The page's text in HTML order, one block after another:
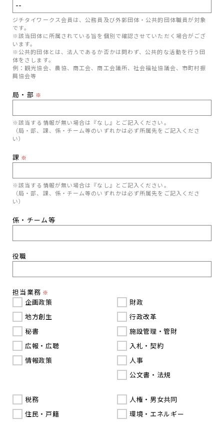
ジチタイワークス会員は、公務員及び外郭団体・公共的団体職員が対象
です。
※該当団体に所属されている旨を個別で確認させていただく場合がござ
います。
※公共的団体とは、法人であるか否かは問わず、公共的な活動を行う団
体をさします。
例：観光協会、農協、商工会、商工会議所、社会福祉協議会、市町村振
興協会等
局・部 ※
※該当する情報が無い場合は『なし』とご記入ください。
（局・部、課、係・チーム等のいずれかは必ず所属先をご記入くださ
い）
課 ※
※該当する情報が無い場合は『なし』とご記入ください。
（局・部、課、係・チーム等のいずれかは必ず所属先をご記入くださ
い）
係・チーム等
役職
担当業務 ※
企画政策
地方創生
秘書
広報・広聴
情報政策
財政
行政改革
施設管理・管財
入札・契約
人事
公文書・法規
税務
住民・戸籍
人権・男女共同
環境・エネルギー